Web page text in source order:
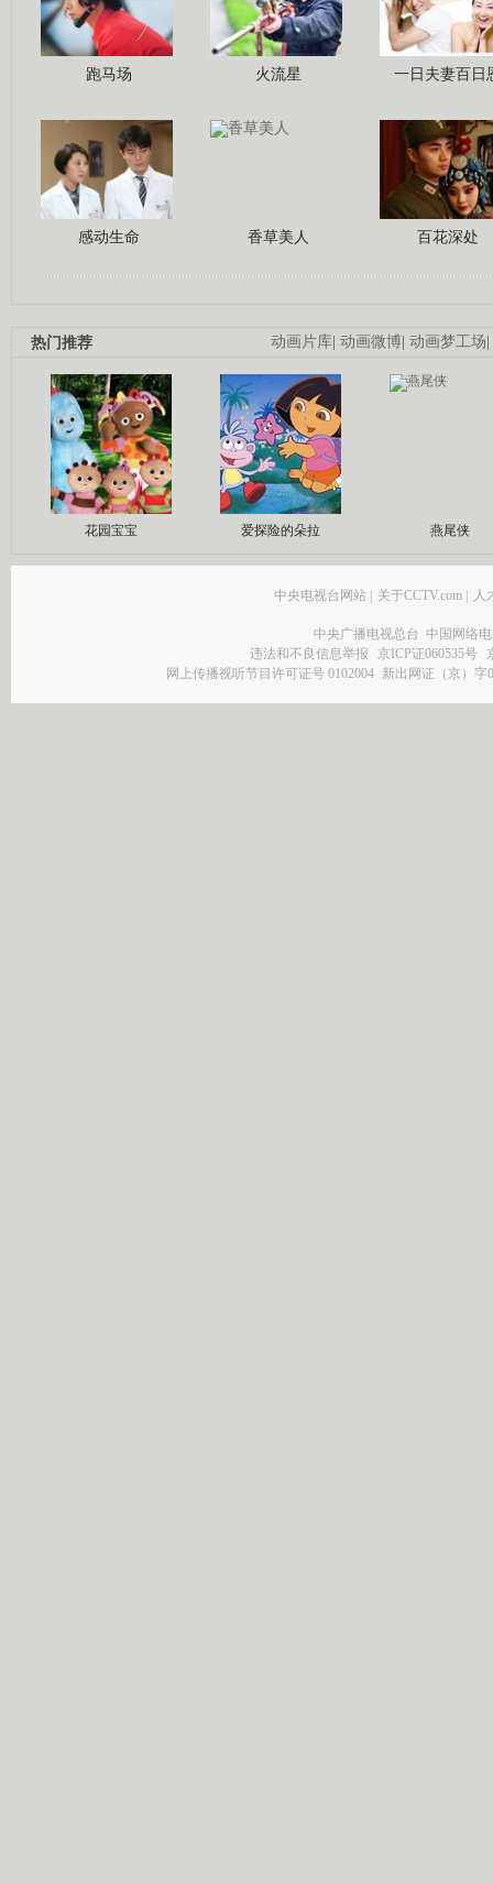
跑马场 火流星 一日夫妻百日
感动生命 香草美人 百花深处
动画片库| 动画微博| 动画梦工场|
热门推荐
花园宝宝 爱探险的朵拉 燕尾侠
中央电视台网站 | 关于CCTV.com | 人
中央广播电视总台 中国网络
违法和不良信息举报
京ICP证060535号
网上传播视听节目许可证号 0102004 新出网证（京）